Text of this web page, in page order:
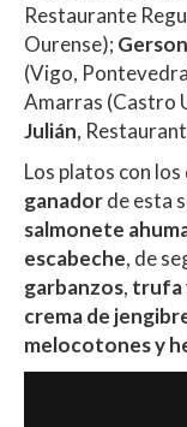
Restaurante
Ourense);
(Vigo,
Amarras (Castro
Julián,
Los platos con los
ganadorde esta
salmonete
escabeche, de
garbanzos, trufa
crema de
melocotones y